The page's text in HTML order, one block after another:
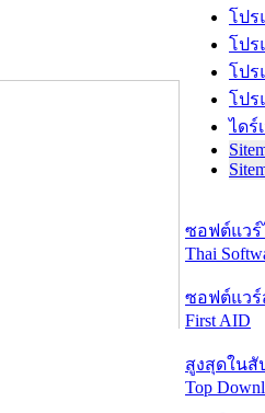
โปร
โปร
โปร
โปร
ไดร์
ซอฟต์แวร์
Thai
ซอฟต์แว
First AID
สูงสุดในสั
Top